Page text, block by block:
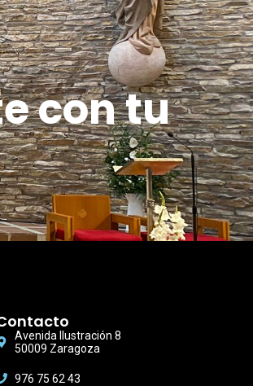
con tu
Avenida Ilustración 8
50009 Zaragoza
976 75 62 43